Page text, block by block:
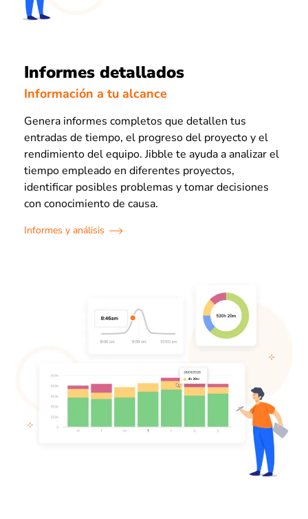
Informes detallados
Información a tu alcance
Genera informes completos que detallen tus
entradas de tiempo, el progreso del proyecto y el
rendimiento del equipo. Jibble te ayuda a analizar el
tiempo empleado en diferentes proyectos,
identificar posibles problemas y tomar decisiones
con conocimiento de causa.
Informes y análisis